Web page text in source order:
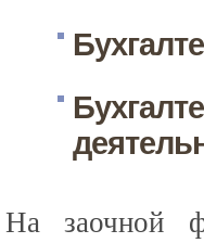
На заочной